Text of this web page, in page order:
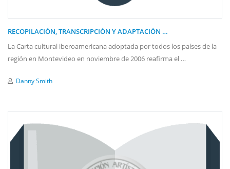
RECOPILACIÓN, TRANSCRIPCIÓN Y ADAPTACIÓN …
La Carta cultural iberoamericana adoptada por todos los países de la
región en Montevideo en noviembre de 2006 reafirma el …
Danny Smith